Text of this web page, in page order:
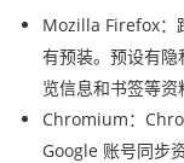
Mozilla Firefox：
有预装。预设有
览信息和书签等资
Chromium：
Google 账号同步